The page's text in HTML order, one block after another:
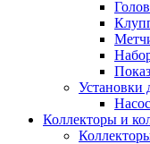
Установки
Коллекторы и